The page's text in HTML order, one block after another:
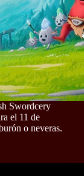
Swordcery
el 11 de
o neveras.